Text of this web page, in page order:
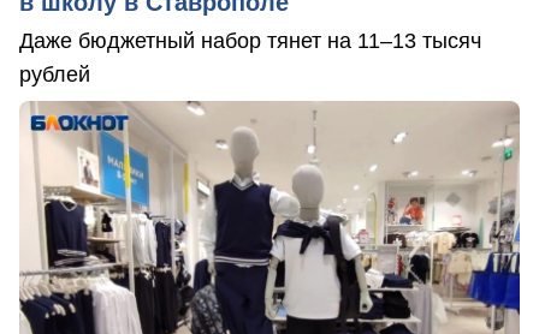
Даже бюджетный набор тянет на 11–13 тысяч
рублей